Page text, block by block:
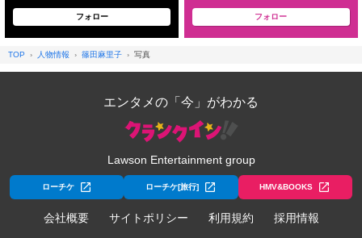
フォロー フォロー
TOP 人物情報 篠田麻里子 写真
エンタメの「今」がわかる
Lawson Entertainment group
ローチケ ローチケ[旅行] HMV&BOOKS
会社概要 サイトポリシー 利用規約 採用情報